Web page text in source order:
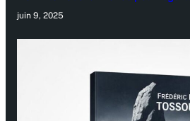
juin 9, 2025